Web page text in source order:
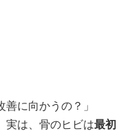
善に向かうの？」
実は、骨のヒビは最初